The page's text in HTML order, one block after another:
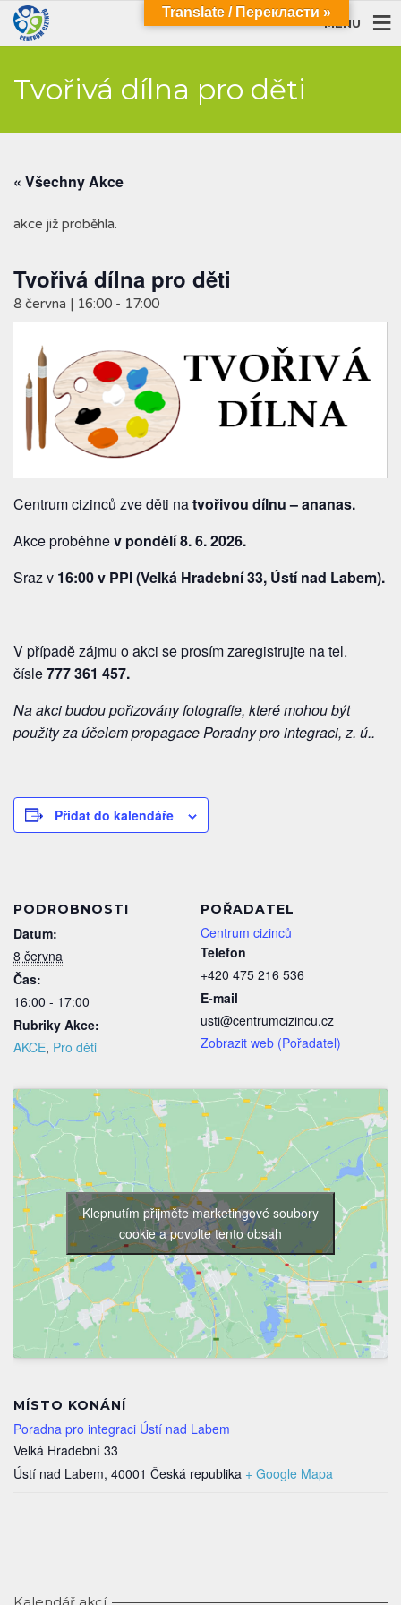
MENU
Tvořivá dílna pro děti
« Všechny Akce
akce již proběhla.
Tvořivá dílna pro děti
8 června | 16:00 - 17:00
Centrum cizinců zve děti natvořivou dílnu – ananas.
Akce proběhnev pondělí 8. 6. 2026.
Sraz v 16:00 v PPI (Velká Hradební 33, Ústí nad Labem).
V případě zájmu o akci se prosím zaregistrujte na tel.
čísle777 361 457.
Na akci budou pořizovány fotografie, které mohou být
použity za účelem propagace Poradny pro integraci, z. ú..
Přidat do kalendáře
PODROBNOSTI
Datum:
8 června
Čas:
16:00 - 17:00
Rubriky Akce:
AKCE, Pro děti
POŘADATEL
Centrum cizinců
Telefon
+420 475 216 536
E-mail
usti@centrumcizincu.cz
Zobrazit web (Pořadatel)
MÍSTO KONÁNÍ
Poradna pro integraci Ústí nad Labem
Velká Hradební 33
Ústí nad Labem, 40001 Česká republika + Google Mapa
Klepnutím přijměte marketingové soubory
cookie a povolte tento obsah
Translate / Перекласти »